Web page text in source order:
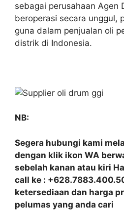
sebagai perusahaan Agen
beroperasi secara unggul,
guna dalam penjualan oli
distrik di Indonesia.
NB:
Segera hubungi kami
dengan klik ikon WA
sebelah kanan atau kiri
call ke :
ketersediaan dan harga
pelumas yang anda cari